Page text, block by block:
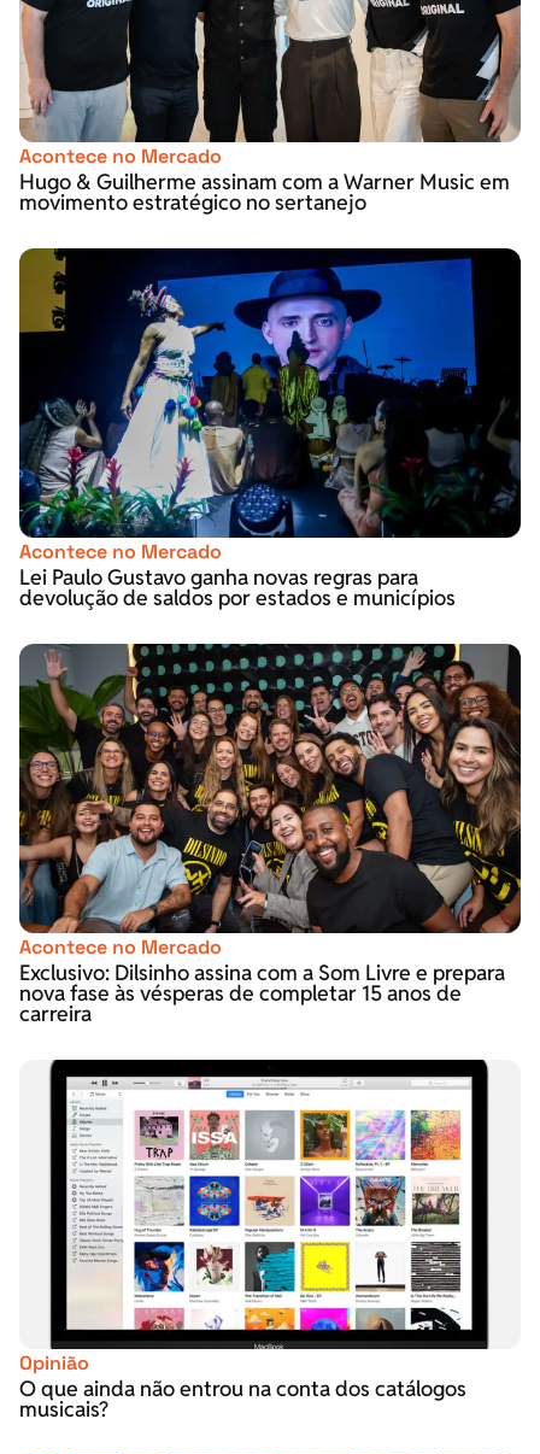
Acontece no Mercado
Hugo & Guilherme assinam com a Warner Music em
movimento estratégico no sertanejo
Acontece no Mercado
Lei Paulo Gustavo ganha novas regras para
devolução de saldos por estados e municípios
Acontece no Mercado
Exclusivo: Dilsinho assina com a Som Livre e prepara
nova fase às vésperas de completar 15 anos de
carreira
Opinião
O que ainda não entrou na conta dos catálogos
musicais?